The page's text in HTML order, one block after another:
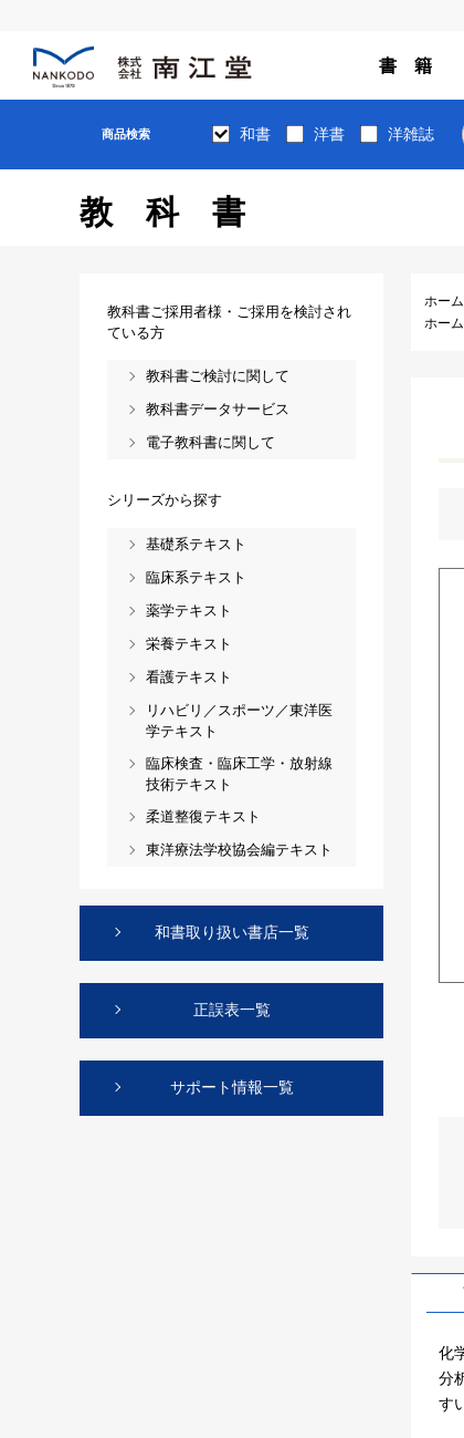
書 籍
商品検索 和書 洋書 洋雑誌
教科書
ホーム
ホーム
化
分
す
教科書ご採用者様・ご採用を検討され
ている方
教科書ご検討に関して
教科書データサービス
電子教科書に関して
シリーズから探す
基礎系テキスト
臨床系テキスト
薬学テキスト
栄養テキスト
看護テキスト
リハビリ／スポーツ／東洋医
学テキスト
臨床検査・臨床工学・放射線
技術テキスト
柔道整復テキスト
東洋療法学校協会編テキスト
和書取り扱い書店一覧
正誤表一覧
サポート情報一覧